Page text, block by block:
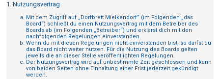
Aktive
Themen
Suche
FAQ
1. Nutzungsvertrag
Mit dem Zugriff auf „Dorfbrett Mielkendorf“ (im Folgenden „das
Board“) schließt du einen Nutzungsvertrag mit dem Betreiber des
Boards ab (im Folgenden „Betreiber“) und erklärst dich mit den
nachfolgenden Regelungen einverstanden.
Wenn du mit diesen Regelungen nicht einverstanden bist, so darfst du
das Board nicht weiter nutzen. Für die Nutzung des Boards gelten
jeweils die an dieser Stelle veröffentlichten Regelungen.
Der Nutzungsvertrag wird auf unbestimmte Zeit geschlossen und kann
von beiden Seiten ohne Einhaltung einer Frist jederzeit gekündigt
werden.